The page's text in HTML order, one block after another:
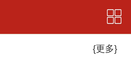
{更多}